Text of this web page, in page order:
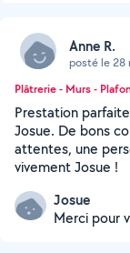
Anne R.
posté le 28
Plâtrerie - Murs -
Prestation
Josue. De bons
attentes, une
vivement Josue !
Josue
Merci pour